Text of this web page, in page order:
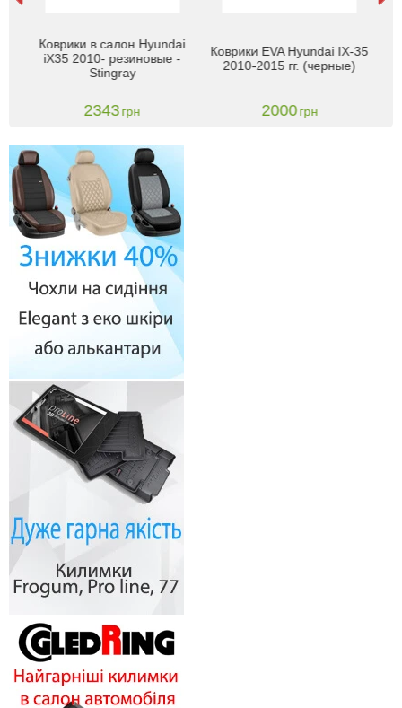
Коврики в салон Hyundai
iX35 2010- резиновые -
Stingray
2343грн
Коврики EVA Hyundai IX-35
2010-2015 гг. (черные)
2000грн